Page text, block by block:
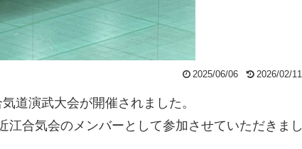
2025/06/06 2026/02/11
道演武大会が開催されました。
合気会のメンバーとして参加させていただきまし